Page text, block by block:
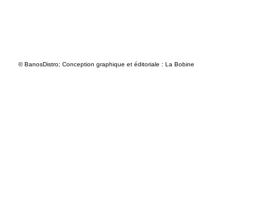
© BanosDistro; Conception graphique et éditoriale : La Bobine